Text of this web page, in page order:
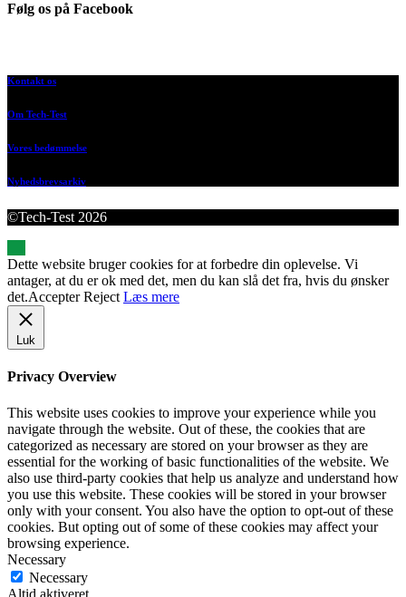
Følg os på Facebook
Kontakt os
Om Tech-Test
Vores bedømmelse
Nyhedsbrevsarkiv
©Tech-Test 2026
Dette website bruger cookies for at forbedre din oplevelse. Vi
antager, at du er ok med det, men du kan slå det fra, hvis du ønsker
det.Accepter Reject Læs mere
Luk
Privacy Overview
This website uses cookies to improve your experience while you
navigate through the website. Out of these, the cookies that are
categorized as necessary are stored on your browser as they are
essential for the working of basic functionalities of the website. We
also use third-party cookies that help us analyze and understand how
you use this website. These cookies will be stored in your browser
only with your consent. You also have the option to opt-out of these
cookies. But opting out of some of these cookies may affect your
browsing experience.
Necessary
Necessary
Altid aktiveret